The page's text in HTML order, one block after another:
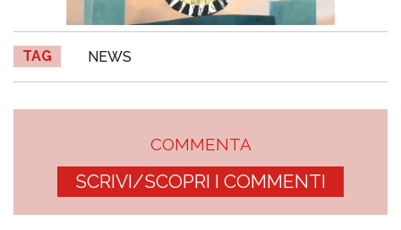
TAG NEWS
COMMENTA
SCRIVI/SCOPRI I COMMENTI